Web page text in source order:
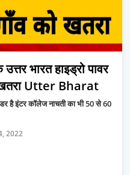
भारत हाइड्रो पावर
खतरा Utter Bharat
है इंटर कॉलेज नाचती का भी 50 से 60
2022